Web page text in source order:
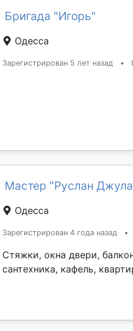
Бригада "Игорь"
Одесса
Зарегистрирован 5 лет назад •
Мастер "Руслан
Одесса
Зарегистрирован 4 года назад •
Стяжки, окна двери,
сантехника, кафель,